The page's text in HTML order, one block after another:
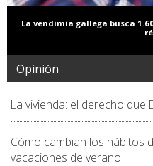
La vendimia gallega busca
Opinión
La vivienda: el derecho que
Cómo cambian los hábitos
vacaciones de verano